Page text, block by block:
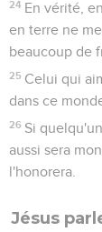
24 En vérité,
en terre ne
beaucoup de
25 Celui qui
dans ce
26 Si
aussi sera
l'honorera.
Jésus